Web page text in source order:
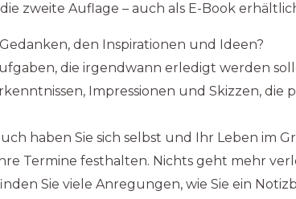
zweite Auflage – auch als E-Book
den Inspirationen und Ideen?
die irgendwann erledigt werden
Impressionen und Skizzen,
haben Sie sich selbst und Ihr Leben im
Termine festhalten. Nichts geht mehr
Sie viele Anregungen, wie Sie ein